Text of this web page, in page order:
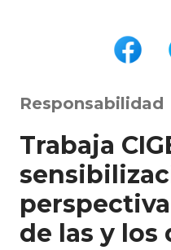
Responsabilidad
Trabaja
de las y los